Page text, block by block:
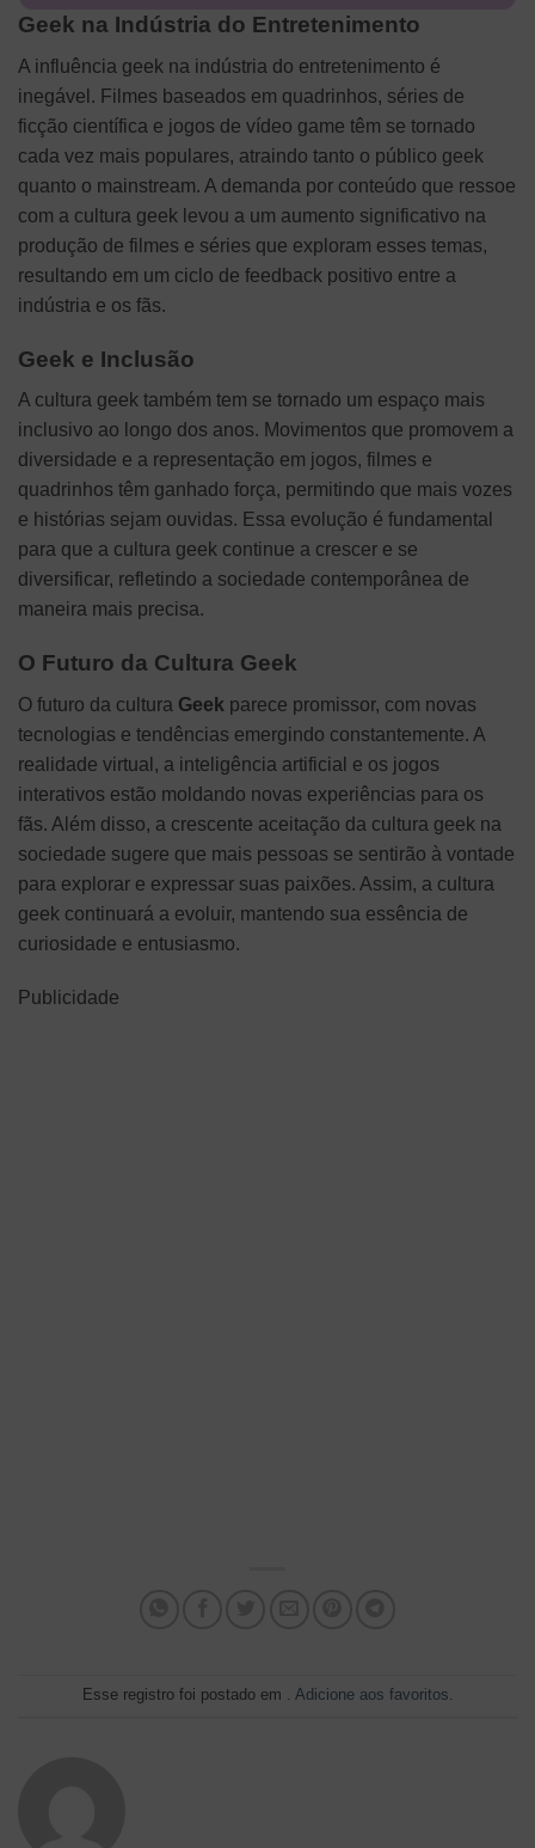
Geek na Indústria do Entretenimento
A influência geek na indústria do entretenimento é
inegável. Filmes baseados em quadrinhos, séries de
ficção científica e jogos de vídeo game têm se tornado
cada vez mais populares, atraindo tanto o público geek
quanto o mainstream. A demanda por conteúdo que ressoe
com a cultura geek levou a um aumento significativo na
produção de filmes e séries que exploram esses temas,
resultando em um ciclo de feedback positivo entre a
indústria e os fãs.
Geek e Inclusão
A cultura geek também tem se tornado um espaço mais
inclusivo ao longo dos anos. Movimentos que promovem a
diversidade e a representação em jogos, filmes e
quadrinhos têm ganhado força, permitindo que mais vozes
e histórias sejam ouvidas. Essa evolução é fundamental
para que a cultura geek continue a crescer e se
diversificar, refletindo a sociedade contemporânea de
maneira mais precisa.
O Futuro da Cultura Geek
O futuro da cultura Geek parece promissor, com novas
tecnologias e tendências emergindo constantemente. A
realidade virtual, a inteligência artificial e os jogos
interativos estão moldando novas experiências para os
fãs. Além disso, a crescente aceitação da cultura geek na
sociedade sugere que mais pessoas se sentirão à vontade
para explorar e expressar suas paixões. Assim, a cultura
geek continuará a evoluir, mantendo sua essência de
curiosidade e entusiasmo.
Publicidade
Esse registro foi postado em . Adicione aos favoritos